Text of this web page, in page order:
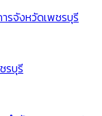
รจังหวัดเพชรบุรี
รบุรี